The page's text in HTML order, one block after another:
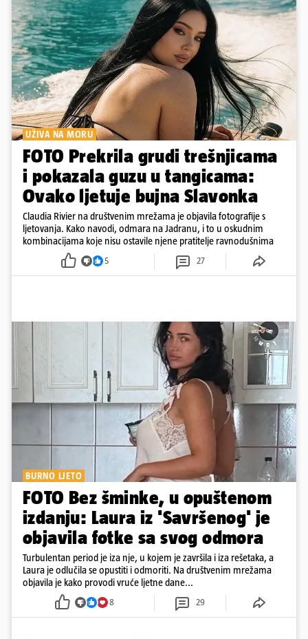
UŽIVA NA MORU
FOTO Prekrila grudi trešnjicama
i pokazala guzu u tangicama:
Ovako ljetuje bujna Slavonka
Claudia Rivier na društvenim mrežama je objavila fotografije s
ljetovanja. Kako navodi, odmara na Jadranu, i to u oskudnim
kombinacijama koje nisu ostavile njene pratitelje ravnodušnima
5 27
BURNO LJETO
FOTO Bez šminke, u opuštenom
izdanju: Laura iz 'Savršenog' je
objavila fotke sa svog odmora
Turbulentan period je iza nje, u kojem je završila i iza rešetaka, a
Laura je odlučila se opustiti i odmoriti. Na društvenim mrežama
objavila je kako provodi vruće ljetne dane...
8 29